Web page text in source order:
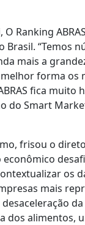
O Ranking
“Temos
mais a
forma os
fica
Smart
frisou o
os
mais
dos alimentos,